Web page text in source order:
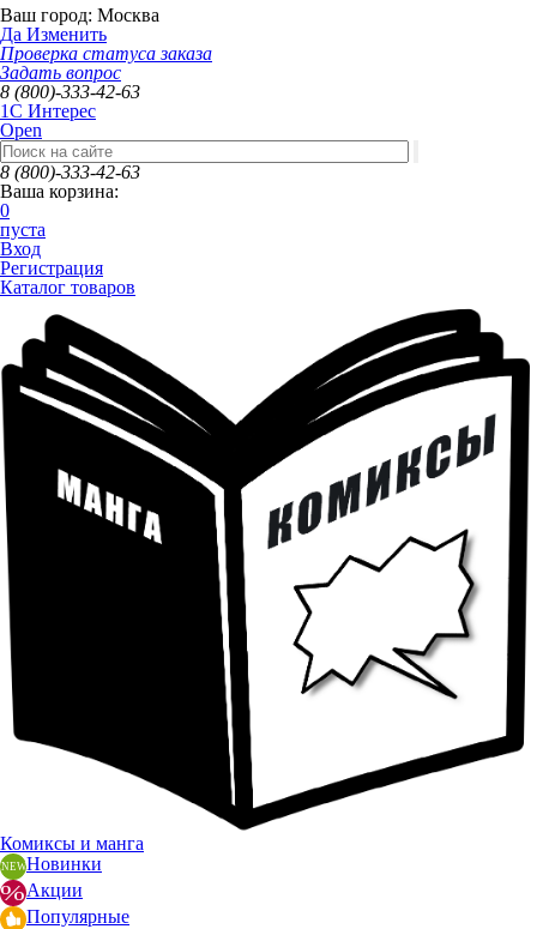
Ваш город: Москва
Да Изменить
Проверка статуса заказа
Задать вопрос
8 (800)-333-42-63
1C Интерес
Open
8 (800)-333-42-63
Ваша корзина:
0
пуста
Вход
Регистрация
Каталог товаров
Комиксы и манга
Новинки
Акции
Популярные